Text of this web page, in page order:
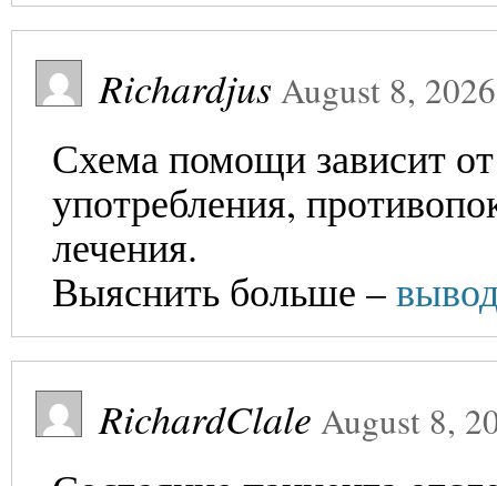
Richardjus August 8, 2026
Схема помощи зависит
употребления,
лечения.
Выяснить больше –
RichardClale August 8,